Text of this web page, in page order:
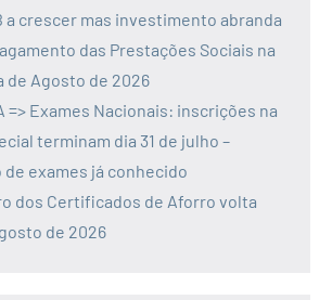
a crescer mas investimento abranda
das Prestações Sociais na
de Agosto de 2026
=> Exames Nacionais: inscrições na
terminam dia 31 de julho –
de exames já conhecido
dos Certificados de Aforro volta
de 2026